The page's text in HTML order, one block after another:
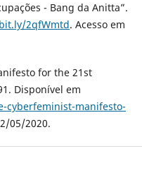
- Bang da Anitta”.
2qfWmtd. Acesso em
for the 21st
Disponível em
manifesto-
05/2020.